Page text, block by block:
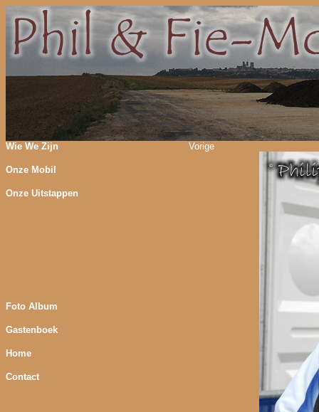
Wie We Zijn
Onze Mobil
Onze Uitstappen
Foto Album
Gastenboek
Home
Contact
Vorige